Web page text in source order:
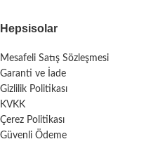
Hepsisolar
Mesafeli Satış Sözleşmesi
Garanti ve İade
Gizlilik Politikası
KVKK
Çerez Politikası
Güvenli Ödeme